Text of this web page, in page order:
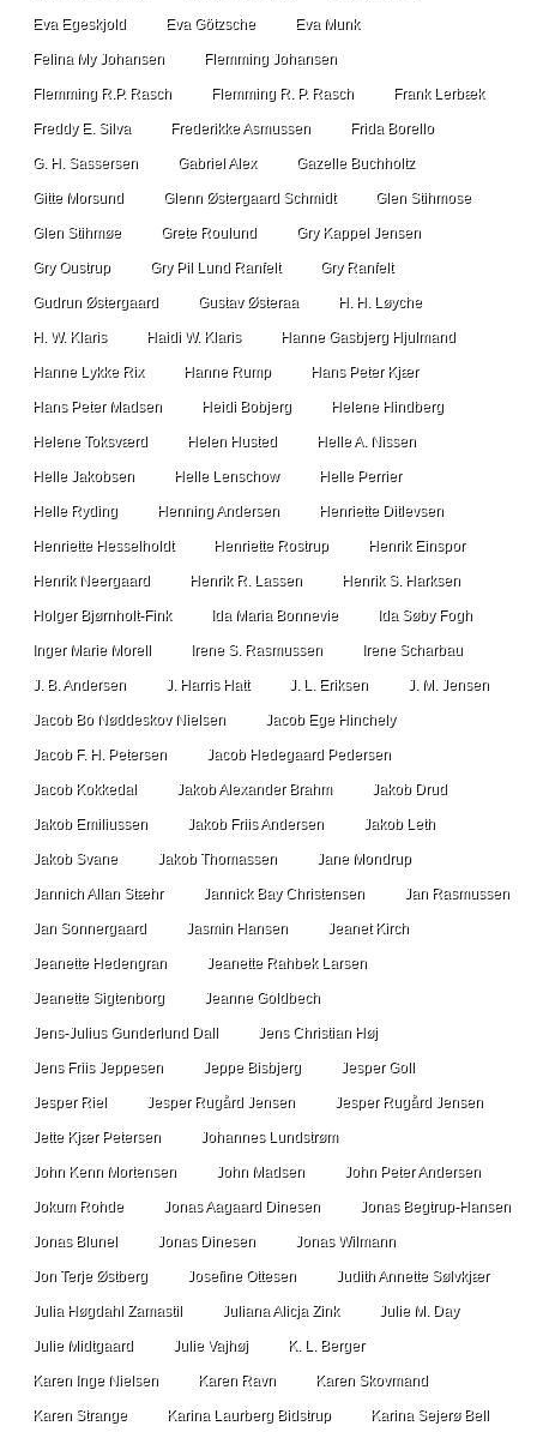
Eva Egeskjold Eva Götzsche Eva Munk
Felina My Johansen Flemming Johansen
Flemming R.P. Rasch Flemming R. P. Rasch Frank Lerbæk
Freddy E. Silva Frederikke Asmussen Frida Borello
G. H. Sassersen Gabriel Alex Gazelle Buchholtz
Gitte Morsund Glenn Østergaard Schmidt Glen Stihmose
Glen Stihmøe Grete Roulund Gry Kappel Jensen
Gry Oustrup Gry Pil Lund Ranfelt Gry Ranfelt
Gudrun Østergaard Gustav Østeraa H. H. Løyche
H. W. Klaris Haidi W. Klaris Hanne Gasbjerg Hjulmand
Hanne Lykke Rix Hanne Rump Hans Peter Kjær
Hans Peter Madsen Heidi Bobjerg Helene Hindberg
Helene Toksværd Helen Husted Helle A. Nissen
Helle Jakobsen Helle Lenschow Helle Perrier
Helle Ryding Henning Andersen Henriette Ditlevsen
Henriette Hesselholdt Henriette Rostrup Henrik Einspor
Henrik Neergaard Henrik R. Lassen Henrik S. Harksen
Holger Bjørnholt-Fink Ida Maria Bonnevie Ida Søby Fogh
Inger Marie Morell Irene S. Rasmussen Irene Scharbau
J. B. Andersen J. Harris Hatt J. L. Eriksen J. M. Jensen
Jacob Bo Nøddeskov Nielsen Jacob Ege Hinchely
Jacob F. H. Petersen Jacob Hedegaard Pedersen
Jacob Kokkedal Jakob Alexander Brahm Jakob Drud
Jakob Emiliussen Jakob Friis Andersen Jakob Leth
Jakob Svane Jakob Thomassen Jane Mondrup
Jannich Allan Stæhr Jannick Bay Christensen Jan Rasmussen
Jan Sonnergaard Jasmin Hansen Jeanet Kirch
Jeanette Hedengran Jeanette Rahbek Larsen
Jeanette Sigtenborg Jeanne Goldbech
Jens-Julius Gunderlund Dall Jens Christian Høj
Jens Friis Jeppesen Jeppe Bisbjerg Jesper Goll
Jesper Riel Jesper Rugård Jensen Jesper Rugård Jensen
Jette Kjær Petersen Johannes Lundstrøm
John Kenn Mortensen John Madsen John Peter Andersen
Jokum Rohde Jonas Aagaard Dinesen Jonas Begtrup-Hansen
Jonas Blunel Jonas Dinesen Jonas Wilmann
Jon Terje Østberg Josefine Ottesen Judith Annette Sølvkjær
Julia Høgdahl Zamastil Juliana Alicja Zink Julie M. Day
Julie Midtgaard Julie Vajhøj K. L. Berger
Karen Inge Nielsen Karen Ravn Karen Skovmand
Karen Strange Karina Laurberg Bidstrup Karina Sejerø Bell